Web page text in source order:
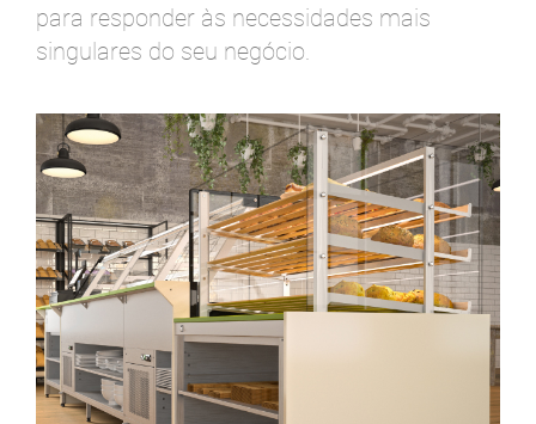
para responder às necessidades mais
singulares do seu negócio.